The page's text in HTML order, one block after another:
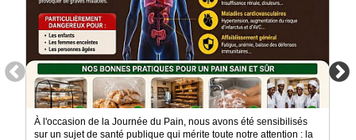
À l'occasion de la Journée du Pain, nous avons été sensibilisés
sur un sujet de santé publique qui mérite toute notre attention : la